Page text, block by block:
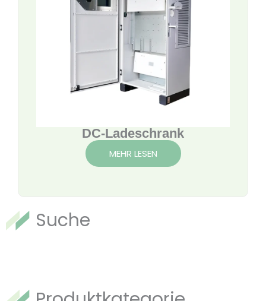
DC-Ladeschrank
MEHR LESEN
Suche